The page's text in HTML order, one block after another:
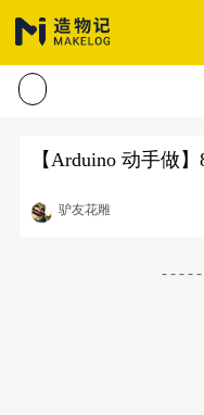
【Arduino 动手做
驴友花雕